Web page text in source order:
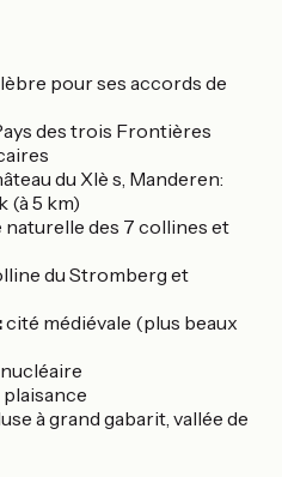
pour ses accords de
des trois Frontières
du XIè s, Manderen:
(à 5 km)
naturelle des 7 collines et
du Stromberg et
cité médiévale (plus beaux
à grand gabarit, vallée de